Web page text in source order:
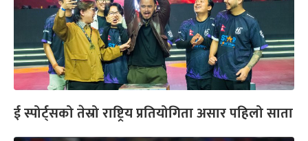
ई स्पोर्ट्सको तेस्रो राष्ट्रिय प्रतियोगिता असार पहिलो साता